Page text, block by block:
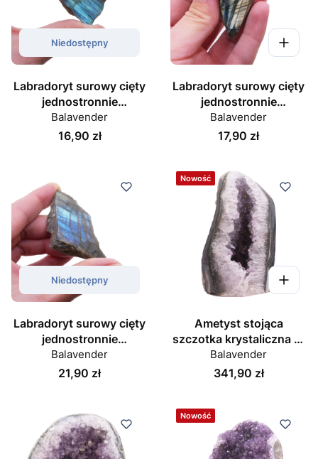
Niedostępny
Labradoryt surowy cięty
jednostronnie
polerowany nr 083
Balavender
Cena
16,90 zł
Labradoryt surowy cięty
jednostronnie
polerowany nr 084
Balavender
Cena
17,90 zł
Niedostępny
Labradoryt surowy cięty
jednostronnie
polerowany nr 085
Balavender
Cena
21,90 zł
Nowość
Ametyst stojąca
szczotka krystaliczna nr
012
Balavender
Cena
341,90 zł
Nowość